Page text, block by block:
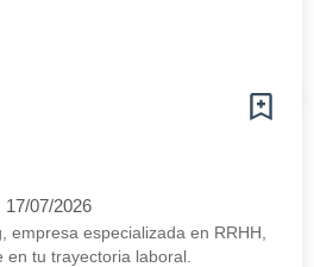
17/07/2026
empresa especializada en RRHH,
tu trayectoria laboral.